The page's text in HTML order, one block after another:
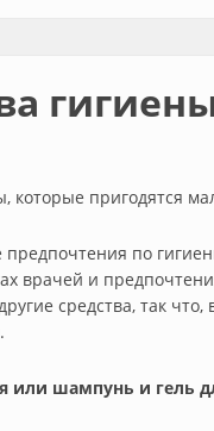
которые пригодятся
по
врачей и
средства, так
или шампунь и гель